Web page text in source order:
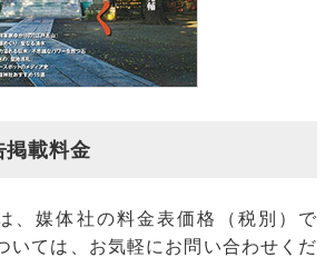
掲載料金
、媒体社の料金表価格（税別）で
いては、お気軽にお問い合わせくだ